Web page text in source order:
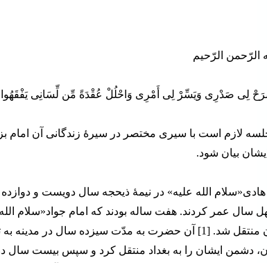
الرّحمن الرّحیم
لِی صَدْرِی وَیَسِّرْ لِی أَمْرِی وَاحْلُلْ عُقْدَةً مِّن لِّسَانِی
لازم است با سیری مختصر در سیرۀ زندگانی آن امام
بیان شود.
الله علیه» در نیمۀ ذیحجه سال دویست و
سال عمر کردند. هفت ساله بودند که امام جواد«سلام الله
به ایشان منتقل شد. [1] آن حضرت به مدّت سیزده سال در
دشمن ایشان را به بغداد منتقل کرد و سپس بیست سال